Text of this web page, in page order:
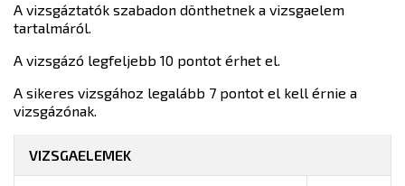
A vizsgáztatók szabadon dönthetnek a vizsgaelem
tartalmáról.
A vizsgázó legfeljebb 10 pontot érhet el.
A sikeres vizsgához legalább 7 pontot el kell érnie a
vizsgázónak.
VIZSGAELEMEK